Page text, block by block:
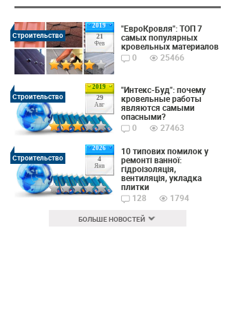
2019
21
Фев
Строительство
"ЕвроКровля": ТОП 7
самых популярных
кровельных материалов
0
25466
2019
29
Авг
Строительство
"Интекс-Буд": почему
кровельные работы
являются самыми
опасными?
0
27463
2026
4
Янв
Строительство
10 типових помилок у
ремонті ванної:
гідроізоляція,
вентиляція, укладка
плитки
128
1794
БОЛЬШЕ НОВОСТЕЙ